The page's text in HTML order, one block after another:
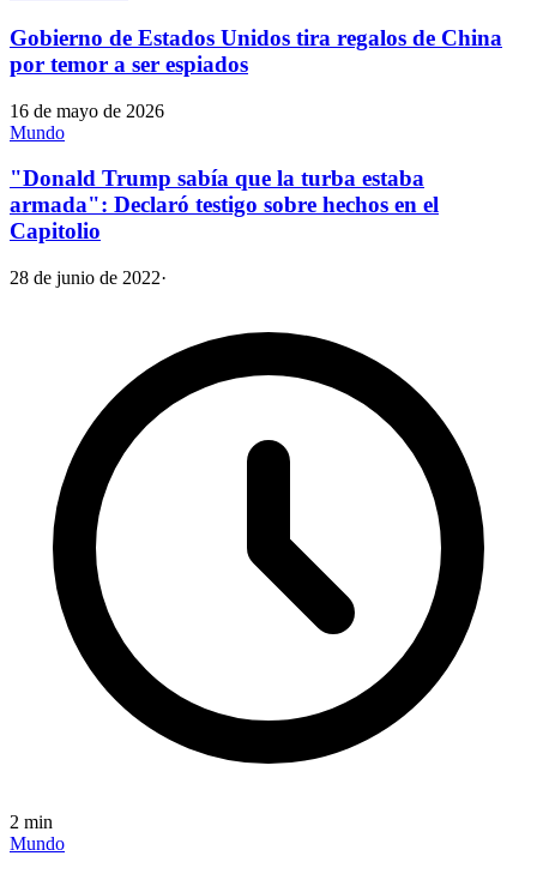
Gobierno de Estados Unidos tira regalos de China
por temor a ser espiados
16 de mayo de 2026
Mundo
"Donald Trump sabía que la turba estaba
armada": Declaró testigo sobre hechos en el
Capitolio
28 de junio de 2022·
2 min
Mundo